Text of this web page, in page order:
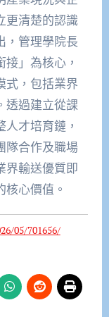
更清楚的認識
，管理學院長
」為核心，
式，包括業界
透過建立從課
才培育鏈，
隊合作及職場
界輸送優質即
心價值。
05/701656/